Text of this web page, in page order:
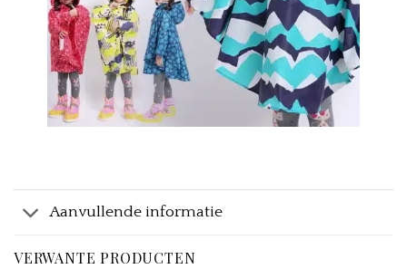
Aanvullende informatie
VERWANTE PRODUCTEN